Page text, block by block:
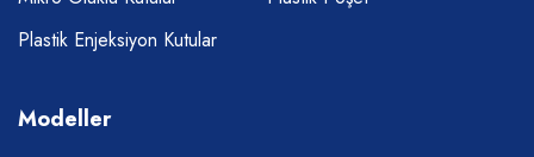
Plastik Enjeksiyon Kutular
Modeller